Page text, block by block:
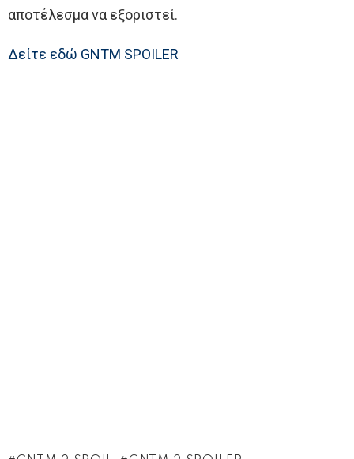
αποτέλεσμα να εξοριστεί.
Δείτε εδώ GNTM SPOILER